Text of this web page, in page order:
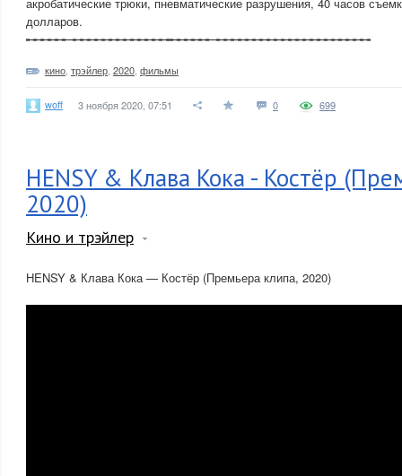
долларов.
╾╾╾╾╾╾╼╼╼╼╼╼╼╼╼╼╼╼╼╼╾╾╾╾╾╾╼╼╼╼╼╼╼╼╼╼╼╼╼╼╼╼╼╼╼╼╼╼
кино трэйлер 2020 фильмы
woff 3 ноября 2020, 07:51 0 699
HENSY & Клава Кока - Костёр
2020)
Кино и трэйлер
HENSY & Клава Кока — Костёр (Премьера клипа, 2020)